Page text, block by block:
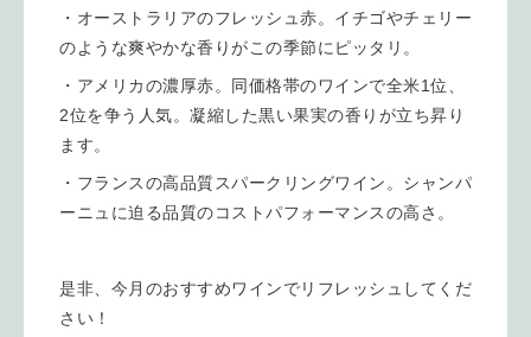
・オーストラリアのフレッシュ赤。イチゴやチェリー
のような爽やかな香りがこの季節にピッタリ。
・アメリカの濃厚赤。同価格帯のワインで全米1位、
2位を争う人気。凝縮した黒い果実の香りが立ち昇り
ます。
・フランスの高品質スパークリングワイン。シャンパ
ーニュに迫る品質のコストパフォーマンスの高さ。
是非、今月のおすすめワインでリフレッシュしてくだ
さい！